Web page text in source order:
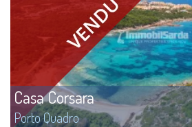
Casa Corsara
Porto Quadro